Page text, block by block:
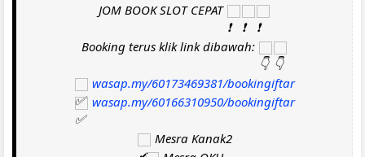
JOM BOOK SLOT CEPAT
Booking terus klik link dibawah:
wasap.my/60173469381/bookingiftar
wasap.my/60166310950/bookingiftar
Mesra Kanak2